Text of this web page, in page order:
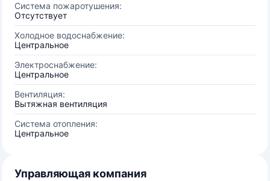
Система пожаротушения:
Отсутствует
Холодное водоснабжение:
Центральное
Электроснабжение:
Центральное
Вентиляция:
Вытяжная вентиляция
Система отопления:
Центральное
Управляющая компания